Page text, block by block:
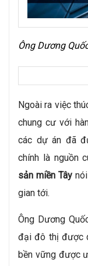
Ông Dương
Ngoài ra việc
chung cư với
các dự án đã
chính là nguồn
sản miền Tây nói
gian tới.
Ông Dương
đại đô thị được
bền vững được